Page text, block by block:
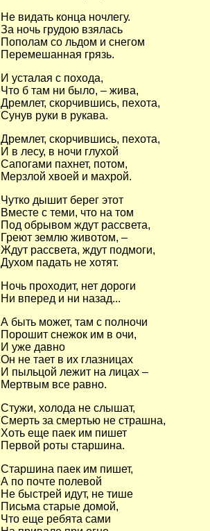
Не видать конца ночлегу.
За ночь грудою взялась
Пополам со льдом и снегом
Перемешанная грязь.
И усталая с похода,
Что б там ни было, – жива,
Дремлет, скорчившись, пехота,
Сунув руки в рукава.
Дремлет, скорчившись, пехота,
И в лесу, в ночи глухой
Сапогами пахнет, потом,
Мерзлой хвоей и махрой.
Чутко дышит берег этот
Вместе с теми, что на том
Под обрывом ждут рассвета,
Греют землю животом, –
Ждут рассвета, ждут подмоги,
Духом падать не хотят.
Ночь проходит, нет дороги
Ни вперед и ни назад...
А быть может, там с полночи
Порошит снежок им в очи,
И уже давно
Он не тает в их глазницах
И пыльцой лежит на лицах –
Мертвым все равно.
Стужи, холода не слышат,
Смерть за смертью не страшна,
Хоть еще паек им пишет
Первой роты старшина.
Старшина паек им пишет,
А по почте полевой
Не быстрей идут, не тише
Письма старые домой,
Что еще ребята сами